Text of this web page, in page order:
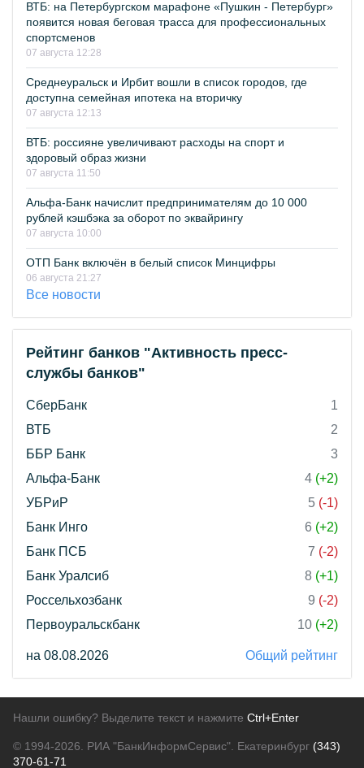
ВТБ: на Петербургском марафоне «Пушкин - Петербург»
появится новая беговая трасса для профессиональных
спортсменов
07 августа 12:28
Среднеуральск и Ирбит вошли в список городов, где
доступна семейная ипотека на вторичку
07 августа 12:13
ВТБ: россияне увеличивают расходы на спорт и
здоровый образ жизни
07 августа 11:50
Альфа-Банк начислит предпринимателям до 10 000
рублей кэшбэка за оборот по эквайрингу
07 августа 10:00
ОТП Банк включён в белый список Минцифры
06 августа 21:27
Все новости
Рейтинг банков "Активность пресс-
службы банков"
СберБанк
1
ВТБ
2
ББР Банк
3
Альфа-Банк
4 (+2)
УБРиР
5 (-1)
Банк Инго
6 (+2)
Банк ПСБ
7 (-2)
Банк Уралсиб
8 (+1)
Россельхозбанк
9 (-2)
Первоуральскбанк
10 (+2)
на 08.08.2026 Общий рейтинг
Нашли ошибку? Выделите текст и нажмите Ctrl+Enter
© 1994-2026. РИА "БанкИнформСервис". Екатеринбург (343)
370-61-71